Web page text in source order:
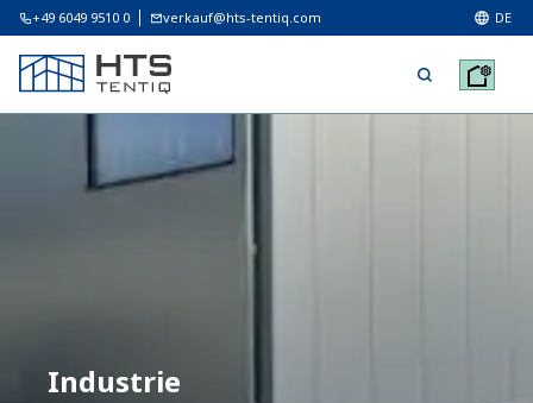
+49 6049 9510 0 verkauf@hts-tentiq.com DE
Industrie